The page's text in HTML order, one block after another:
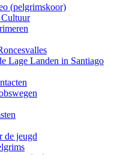
(pelgrimskoor)
Cultuur
Lage Landen in Santiago
de jeugd